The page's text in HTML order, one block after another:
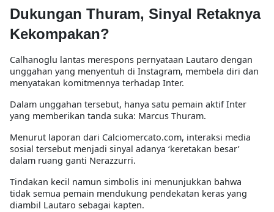
Dukungan Thuram, Sinyal Retaknya
Kekompakan?
Calhanoglu lantas merespons pernyataan Lautaro dengan
unggahan yang menyentuh di Instagram, membela diri dan
menyatakan komitmennya terhadap Inter.
Dalam unggahan tersebut, hanya satu pemain aktif Inter
yang memberikan tanda suka: Marcus Thuram.
Menurut laporan dari Calciomercato.com, interaksi media
sosial tersebut menjadi sinyal adanya ‘keretakan besar’
dalam ruang ganti Nerazzurri.
Tindakan kecil namun simbolis ini menunjukkan bahwa
tidak semua pemain mendukung pendekatan keras yang
diambil Lautaro sebagai kapten.